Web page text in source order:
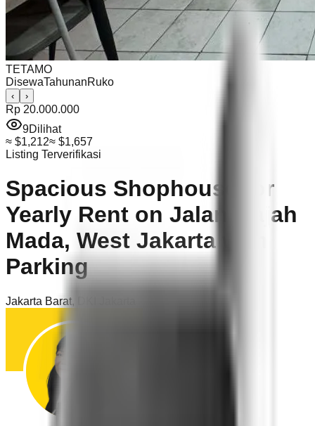
TETAMO
DisewaTahunanRuko
‹ ›
Rp 20.000.000
9Dilihat
≈ $1,212≈ $1,657
Listing Terverifikasi
Spacious Shophouse for
Yearly Rent on Jalan Gajah
Mada, West Jakarta with
Parking
Jakarta Barat,